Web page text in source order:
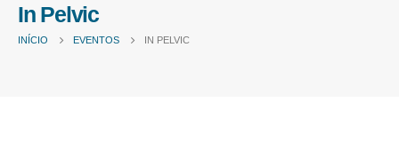
In Pelvic
INÍCIO EVENTOS IN PELVIC